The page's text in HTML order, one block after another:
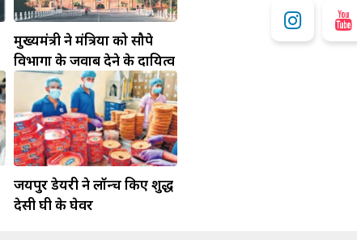
मुख्यमंत्री ने मंत्रियों को सौपे
विभागों के जवाब देने के दायित्व
जयपुर डेयरी ने लॉन्च किए शुद्ध
देसी घी के घेवर